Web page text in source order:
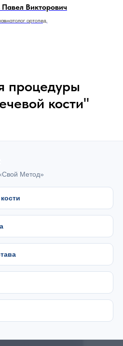
Павел Викторович
ортопед.
процедуры
кости"
Метод»